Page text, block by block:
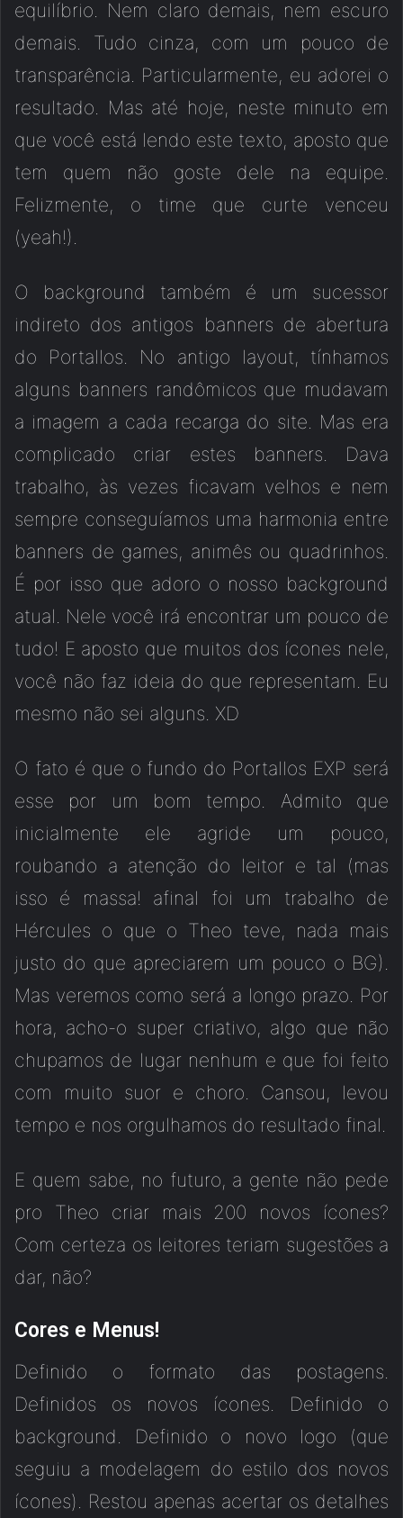
equilíbrio. Nem claro demais, nem escuro
demais. Tudo cinza, com um pouco de
transparência. Particularmente, eu adorei o
resultado. Mas até hoje, neste minuto em
que você está lendo este texto, aposto que
tem quem não goste dele na equipe.
Felizmente, o time que curte venceu
(yeah!).
O background também é um sucessor
indireto dos antigos banners de abertura
do Portallos. No antigo layout, tínhamos
alguns banners randômicos que mudavam
a imagem a cada recarga do site. Mas era
complicado criar estes banners. Dava
trabalho, às vezes ficavam velhos e nem
sempre conseguíamos uma harmonia entre
banners de games, animês ou quadrinhos.
É por isso que adoro o nosso background
atual. Nele você irá encontrar um pouco de
tudo! E aposto que muitos dos ícones nele,
você não faz ideia do que representam. Eu
mesmo não sei alguns. XD
O fato é que o fundo do Portallos EXP será
esse por um bom tempo. Admito que
inicialmente ele agride um pouco,
roubando a atenção do leitor e tal (mas
isso é massa! afinal foi um trabalho de
Hércules o que o Theo teve, nada mais
justo do que apreciarem um pouco o BG).
Mas veremos como será a longo prazo. Por
hora, acho-o super criativo, algo que não
chupamos de lugar nenhum e que foi feito
com muito suor e choro. Cansou, levou
tempo e nos orgulhamos do resultado final.
E quem sabe, no futuro, a gente não pede
pro Theo criar mais 200 novos ícones?
Com certeza os leitores teriam sugestões a
dar, não?
Cores e Menus!
Definido o formato das postagens.
Definidos os novos ícones. Definido o
background. Definido o novo logo (que
seguiu a modelagem do estilo dos novos
ícones). Restou apenas acertar os detalhes